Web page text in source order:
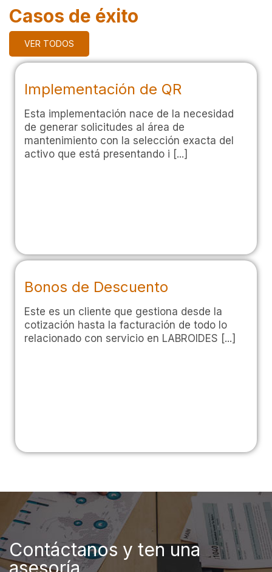
Casos de éxito
VER TODOS
Implementación de QR
Esta implementación nace de la necesidad
de generar solicitudes al área de
mantenimiento con la selección exacta del
activo que está presentando i [...]
Bonos de Descuento
Este es un cliente que gestiona desde la
cotización hasta la facturación de todo lo
relacionado con servicio en LABROIDES [...]
Contáctanos y ten una